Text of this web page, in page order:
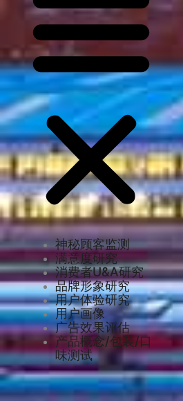
神秘顾客监测
满意度研究
消费者U&A研究
品牌形象研究
用户体验研究
用户画像
广告效果评估
产品概念/包装/口
味测试